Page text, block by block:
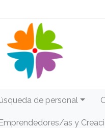
de personal
Emprendedores/as y